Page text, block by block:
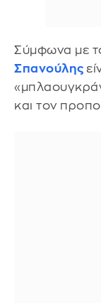
Σύμφωνα με
Σπανούλης
και τον